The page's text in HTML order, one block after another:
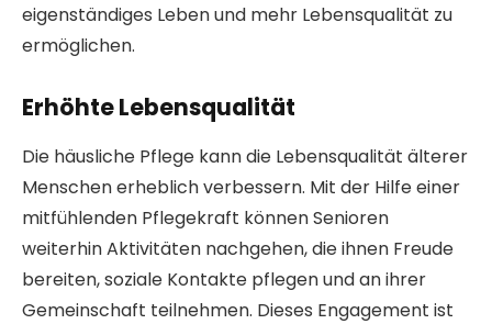
eigenständiges Leben und mehr Lebensqualität zu
ermöglichen.
Erhöhte Lebensqualität
Die häusliche Pflege kann die Lebensqualität älterer
Menschen erheblich verbessern. Mit der Hilfe einer
mitfühlenden Pflegekraft können Senioren
weiterhin Aktivitäten nachgehen, die ihnen Freude
bereiten, soziale Kontakte pflegen und an ihrer
Gemeinschaft teilnehmen. Dieses Engagement ist